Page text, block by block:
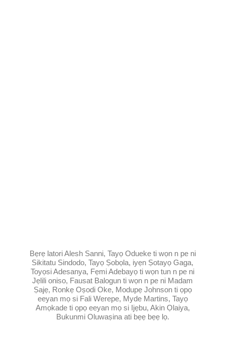
Bẹrẹ latori Alesh Sanni, Tayọ Odueke ti wọn n pe ni
Sikitatu Sindodo, Tayọ Ṣobọla, iyẹn Ṣotayọ Gaga,
Toyọsi Adesanya, Fẹmi Adebayọ ti wọn tun n pe ni
Jẹlili oniso, Fausat Balogun ti wọn n pe ni Madam
Ṣajẹ, Ronkẹ Oṣodi Oke, Modupẹ Johnson ti ọpọ
eeyan mọ si Fali Werepe, Myde Martins, Tayọ
Amọkade ti ọpọ eeyan mọ si Ijẹbu, Akin Ọlaiya,
Bukunmi Oluwaṣina ati bẹẹ bẹẹ lọ.